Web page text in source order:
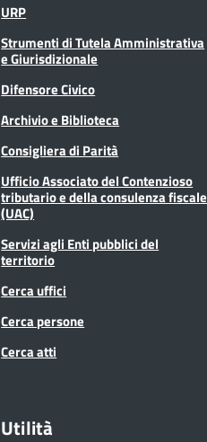
URP
Strumenti di Tutela Amministrativa
e Giurisdizionale
Difensore Civico
Archivio e Biblioteca
Consigliera di Parità
Ufficio Associato del Contenzioso
tributario e della consulenza fiscale
(UAC)
Servizi agli Enti pubblici del
territorio
Cerca uffici
Cerca persone
Cerca atti
Utilità